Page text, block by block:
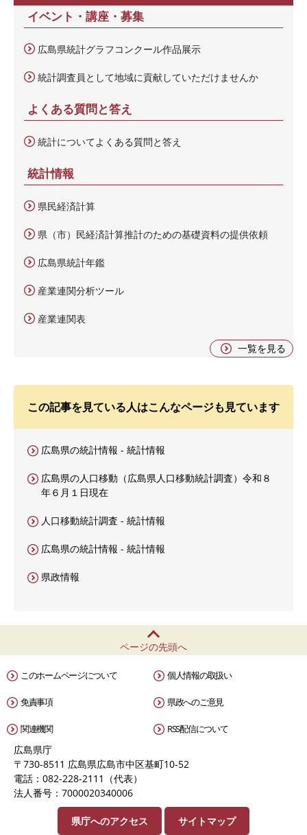
イベント・講座・募集
広島県統計グラフコンクール作品展示
統計調査員として地域に貢献していただけませんか
よくある質問と答え
統計についてよくある質問と答え
統計情報
県民経済計算
県（市）民経済計算推計のための基礎資料の提供依頼
広島県統計年鑑
産業連関分析ツール
産業連関表
一覧を見る
この記事を見ている人はこんなページも見ています
広島県の統計情報 - 統計情報
広島県の人口移動（広島県人口移動統計調査）令和８
年６月１日現在
人口移動統計調査 - 統計情報
広島県の統計情報 - 統計情報
県政情報
ページの先頭へ
このホームページについて 個人情報の取扱い
免責事項 県政へのご意見
関連機関 RSS配信について
広島県庁
〒730-8511 広島県広島市中区基町10-52
電話：082-228-2111（代表）
法人番号：7000020340006
県庁へのアクセス サイトマップ